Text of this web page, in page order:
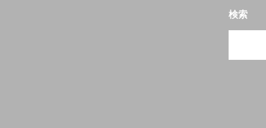
検索